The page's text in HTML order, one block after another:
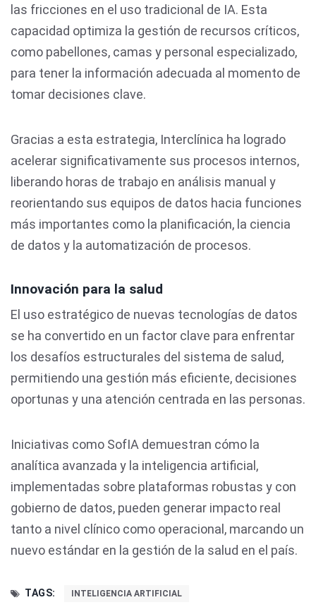
las fricciones en el uso tradicional de IA. Esta
capacidad optimiza la gestión de recursos críticos,
como pabellones, camas y personal especializado,
para tener la información adecuada al momento de
tomar decisiones clave.
Gracias a esta estrategia, Interclínica ha logrado
acelerar significativamente sus procesos internos,
liberando horas de trabajo en análisis manual y
reorientando sus equipos de datos hacia funciones
más importantes como la planificación, la ciencia
de datos y la automatización de procesos.
Innovación para la salud
El uso estratégico de nuevas tecnologías de datos
se ha convertido en un factor clave para enfrentar
los desafíos estructurales del sistema de salud,
permitiendo una gestión más eficiente, decisiones
oportunas y una atención centrada en las personas.
Iniciativas como SofIA demuestran cómo la
analítica avanzada y la inteligencia artificial,
implementadas sobre plataformas robustas y con
gobierno de datos, pueden generar impacto real
tanto a nivel clínico como operacional, marcando un
nuevo estándar en la gestión de la salud en el país.
TAGS: INTELIGENCIA ARTIFICIAL